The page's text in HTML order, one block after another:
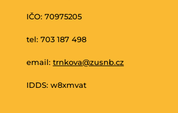
IČO: 70975205
tel: 703 187 498
email: trnkova@zusnb.cz
IDDS: w8xmvat